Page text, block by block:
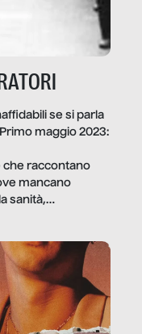
se si parla
maggio 2023:
che raccontano
mancano
sanità,